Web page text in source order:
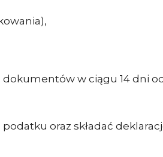
dokumentów w ciągu 14 dni
oraz składać